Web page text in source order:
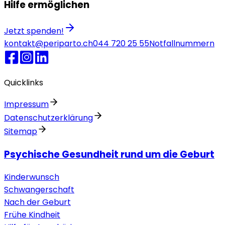
Hilfe ermöglichen
Jetzt spenden!
kontakt@periparto.ch044 720 25 55Notfallnummern
Quicklinks
Impressum
Datenschutzerklärung
Sitemap
Psychische Gesundheit rund um die Geburt
Kinderwunsch
Schwangerschaft
Nach der Geburt
Frühe Kindheit